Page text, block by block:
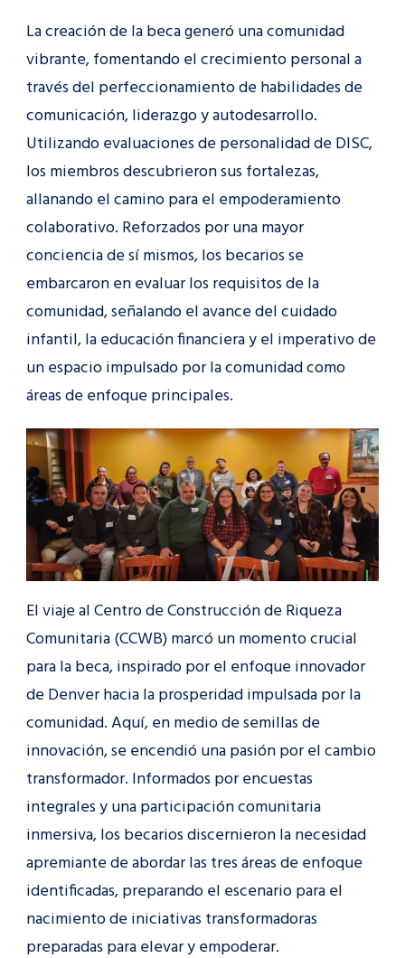
La creación de la beca generó una comunidad
vibrante, fomentando el crecimiento personal a
través del perfeccionamiento de habilidades de
comunicación, liderazgo y autodesarrollo.
Utilizando evaluaciones de personalidad de DISC,
los miembros descubrieron sus fortalezas,
allanando el camino para el empoderamiento
colaborativo. Reforzados por una mayor
conciencia de sí mismos, los becarios se
embarcaron en evaluar los requisitos de la
comunidad, señalando el avance del cuidado
infantil, la educación financiera y el imperativo de
un espacio impulsado por la comunidad como
áreas de enfoque principales.
El viaje al Centro de Construcción de Riqueza
Comunitaria (CCWB) marcó un momento crucial
para la beca, inspirado por el enfoque innovador
de Denver hacia la prosperidad impulsada por la
comunidad. Aquí, en medio de semillas de
innovación, se encendió una pasión por el cambio
transformador. Informados por encuestas
integrales y una participación comunitaria
inmersiva, los becarios discernieron la necesidad
apremiante de abordar las tres áreas de enfoque
identificadas, preparando el escenario para el
nacimiento de iniciativas transformadoras
preparadas para elevar y empoderar.